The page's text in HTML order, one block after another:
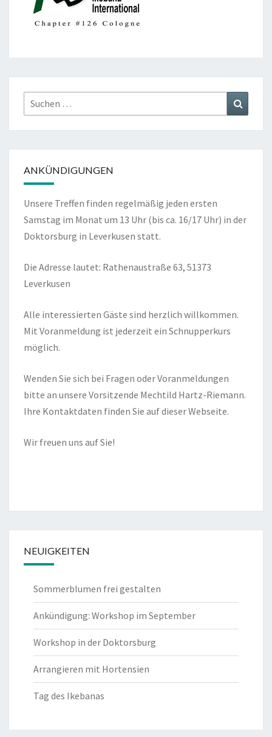
Suchen
nach:
ANKÜNDIGUNGEN
Unsere Treffen finden regelmäßig jeden ersten
Samstag im Monat um 13 Uhr (bis ca. 16/17 Uhr) in der
Doktorsburg in Leverkusen statt.
Die Adresse lautet: Rathenaustraße 63, 51373
Leverkusen
Alle interessierten Gäste sind herzlich willkommen.
Mit Voranmeldung ist jederzeit ein Schnupperkurs
möglich.
Wenden Sie sich bei Fragen oder Voranmeldungen
bitte an unsere Vorsitzende Mechtild Hartz-Riemann.
Ihre Kontaktdaten finden Sie auf dieser Webseite.
Wir freuen uns auf Sie!
NEUIGKEITEN
Sommerblumen frei gestalten
Ankündigung: Workshop im September
Workshop in der Doktorsburg
Arrangieren mit Hortensien
Tag des Ikebanas